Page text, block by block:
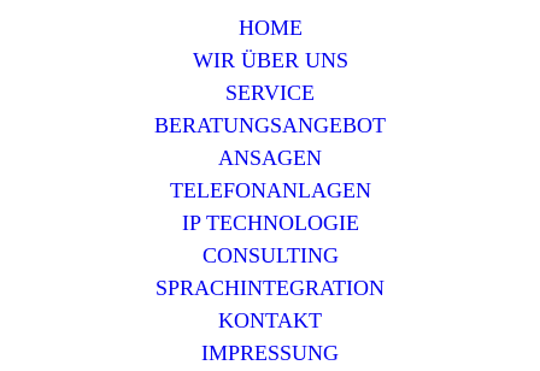
HOME
WIR ÜBER UNS
SERVICE
BERATUNGSANGEBOT
ANSAGEN
TELEFONANLAGEN
IP TECHNOLOGIE
CONSULTING
SPRACHINTEGRATION
KONTAKT
IMPRESSUNG